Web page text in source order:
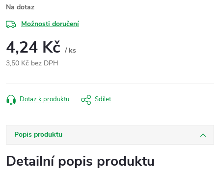
Na dotaz
Možnosti doručení
4,24 Kč / ks
3,50 Kč bez DPH
cena:
Dotaz k produktu Sdílet
Popis produktu
Detailní popis produktu